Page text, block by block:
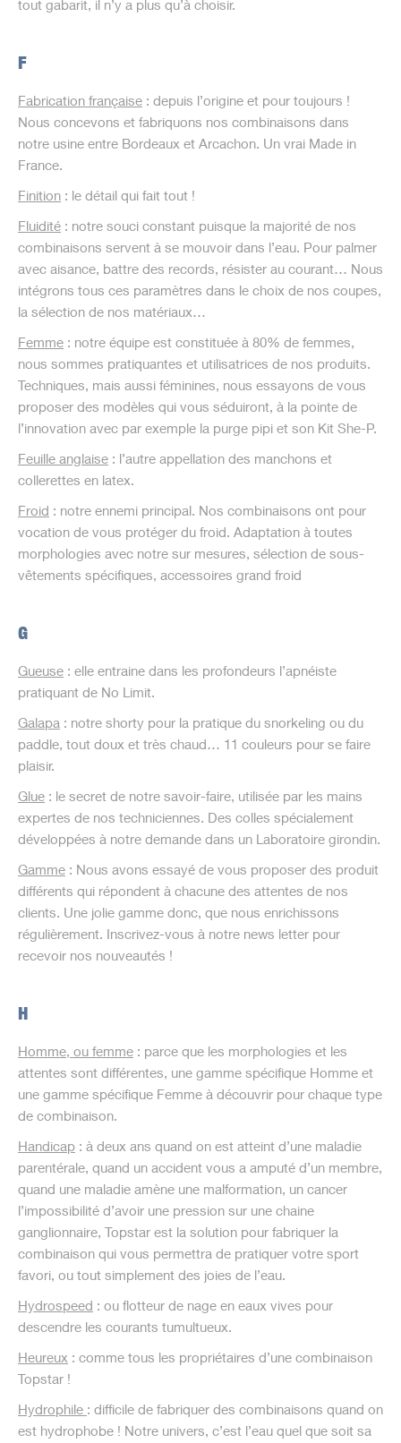
tout gabarit, il n’y a plus qu’à choisir.
F
Fabrication française : depuis l’origine et pour toujours !
Nous concevons et fabriquons nos combinaisons dans
notre usine entre Bordeaux et Arcachon. Un vrai Made in
France.
Finition : le détail qui fait tout !
Fluidité : notre souci constant puisque la majorité de nos
combinaisons servent à se mouvoir dans l’eau. Pour palmer
avec aisance, battre des records, résister au courant… Nous
intégrons tous ces paramètres dans le choix de nos coupes,
la sélection de nos matériaux…
Femme : notre équipe est constituée à 80% de femmes,
nous sommes pratiquantes et utilisatrices de nos produits.
Techniques, mais aussi féminines, nous essayons de vous
proposer des modèles qui vous séduiront, à la pointe de
l’innovation avec par exemple la purge pipi et son Kit She-P.
Feuille anglaise : l’autre appellation des manchons et
collerettes en latex.
Froid : notre ennemi principal. Nos combinaisons ont pour
vocation de vous protéger du froid. Adaptation à toutes
morphologies avec notre sur mesures, sélection de sous-
vêtements spécifiques, accessoires grand froid
G
Gueuse : elle entraine dans les profondeurs l’apnéiste
pratiquant de No Limit.
Galapa : notre shorty pour la pratique du snorkeling ou du
paddle, tout doux et très chaud… 11 couleurs pour se faire
plaisir.
Glue : le secret de notre savoir-faire, utilisée par les mains
expertes de nos techniciennes. Des colles spécialement
développées à notre demande dans un Laboratoire girondin.
Gamme : Nous avons essayé de vous proposer des produit
différents qui répondent à chacune des attentes de nos
clients. Une jolie gamme donc, que nous enrichissons
régulièrement. Inscrivez-vous à notre news letter pour
recevoir nos nouveautés !
H
Homme, ou femme : parce que les morphologies et les
attentes sont différentes, une gamme spécifique Homme et
une gamme spécifique Femme à découvrir pour chaque type
de combinaison.
Handicap : à deux ans quand on est atteint d’une maladie
parentérale, quand un accident vous a amputé d’un membre,
quand une maladie amène une malformation, un cancer
l’impossibilité d’avoir une pression sur une chaine
ganglionnaire, Topstar est la solution pour fabriquer la
combinaison qui vous permettra de pratiquer votre sport
favori, ou tout simplement des joies de l’eau.
Hydrospeed : ou flotteur de nage en eaux vives pour
descendre les courants tumultueux.
Heureux : comme tous les propriétaires d’une combinaison
Topstar !
Hydrophile : difficile de fabriquer des combinaisons quand on
est hydrophobe ! Notre univers, c’est l’eau quel que soit sa